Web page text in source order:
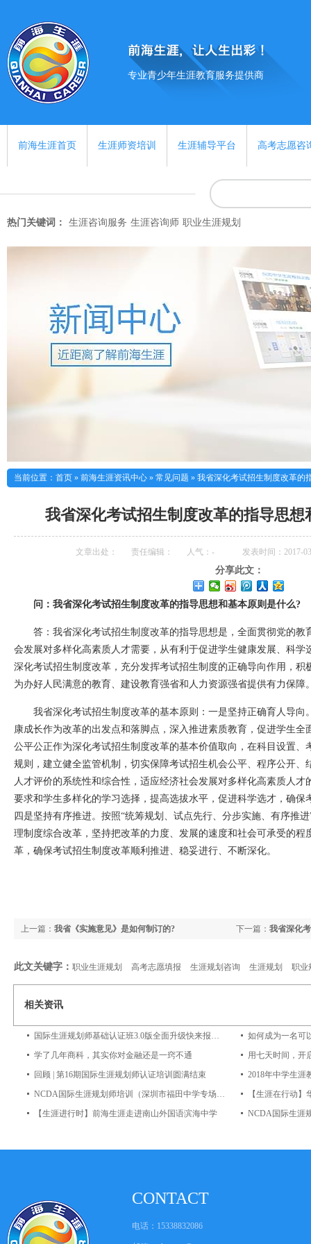
专业青少年生涯教育服务提供商
前海生涯首页 生涯师资培训 生涯辅导平台 高考志愿咨
热门关键词： 生涯咨询服务 生涯咨询师 职业生涯规划
当前位置： 首页 » 前海生涯资讯中心 » 常见问题 » 我省深化考试招生制度改革的
我省深化考试招生制度改革的指导思想
文章出处： 责任编辑： 人气： - 发表时间：2017-
分享此文：
问：我省深化考试招生制度改革的指导思想和基本原则是什么?
答：我省深化考试招生制度改革的指导思想是，全面贯彻党的教
会发展对多样化高素质人才需要，从有利于促进学生健康发展、科学
深化考试招生制度改革，充分发挥考试招生制度的正确导向作用，积
为办好人民满意的教育、建设教育强省和人力资源强省提供有力保障
我省深化考试招生制度改革的基本原则：一是坚持正确育人导向
康成长作为改革的出发点和落脚点，深入推进素质教育，促进学生全
公平公正作为深化考试招生制度改革的基本价值取向，在科目设置、
规则，建立健全监管机制，切实保障考试招生机会公平、程序公开、
人才评价的系统性和综合性，适应经济社会发展对多样化高素质人
要求和学生多样化的学习选择，提高选拔水平，促进科学选才，确保
四是坚持有序推进。按照“统筹规划、试点先行、分步实施、有序推
理制度综合改革，坚持把改革的力度、发展的速度和社会可承受的程
革，确保考试招生制度改革顺利推进、稳妥进行、不断深化。
下一篇： 我省深化
上一篇： 我省《实施意见》是如何制订的?
此文关键字： 职业生涯规划 高考志愿填报 生涯规划咨询 生涯规划 职业
相关资讯
国际生涯规划师基础认证班3.0版全面升级快来报名吧~
如何成为一名可
学了几年商科，其实你对金融还是一窍不通
用七天时间，开
回顾 | 第16期国际生涯规划师认证培训圆满结束
NCDA国际生涯规划师培训（深圳市福田中学专场）圆满结束
【生涯在行动
【生涯进行时】前海生涯走进南山外国语滨海中学
CONTACT
电话：15338832086